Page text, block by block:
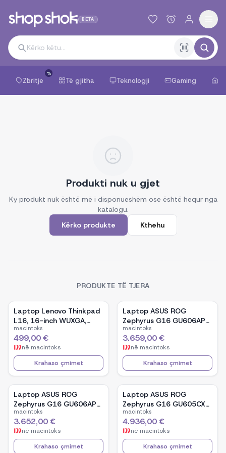
BETA
Zbritje
%
Të gjitha Teknologji Gaming
Produkti nuk u gjet
Ky produkt nuk është më i disponueshëm ose është hequr nga
katalogu.
Kërko produkte
Kthehu
PRODUKTE TË TJERA
Laptop Lenovo Thinkpad
L16, 16-inch WUXGA,
AMD Ryzen 5 Pro-7535U,
16GB Ram DDR5, 512GB
SSD - Black
macintoks
499,00 €
në macintoks
Krahaso çmimet
Laptop ASUS ROG
Zephyrus G16 GU606AP-
TB039W, 16-inch OLED,
Intel Core Ultra 9 386H,
NVIDIA GeForce RTX
5070, 32GB RAM, 1TB
SSD, Windows 11 - White
macintoks
3.659,00 €
në macintoks
Krahaso çmimet
Laptop ASUS ROG
Zephyrus G16 GU606AP-
TB041W, 16-inch OLED,
Intel Core Ultra 9 386H,
NVIDIA GeForce RTX
5070, 32GB RAM, 1TB
macintoks
3.652,00 €
në macintoks
Krahaso çmimet
Laptop ASUS ROG
Zephyrus G16 GU605CX-
QR106W, 16-inch WQXGA
OLED, Intel Core Ultra 9
285H, NVIDIA GeForce
RTX 5090, 32GB RAM,
macintoks
4.936,00 €
në macintoks
Krahaso çmimet